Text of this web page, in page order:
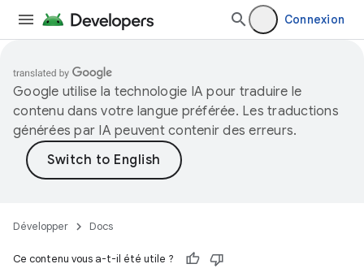
Connexion
Google utilise la technologie IA pour traduire le
contenu dans votre langue préférée. Les traductions
générées par IA peuvent contenir des erreurs.
Développer Docs
Ce contenu vous a-t-il été utile ?